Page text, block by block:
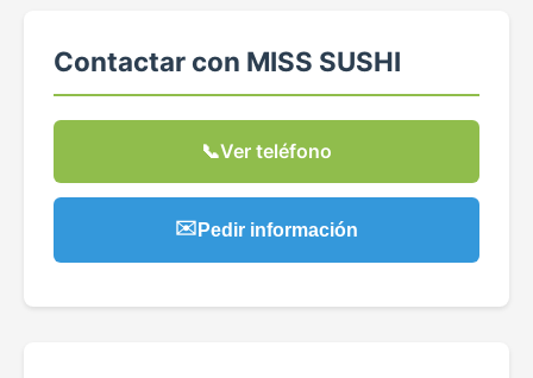
Contactar con MISS SUSHI
📞Ver teléfono
✉️ Pedir información